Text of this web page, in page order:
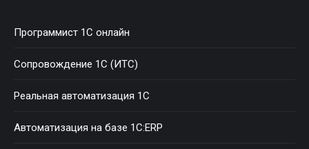
Программист 1С онлайн
Сопровождение 1С (ИТС)
Реальная автоматизация 1С
Автоматизация на базе 1С:ERP